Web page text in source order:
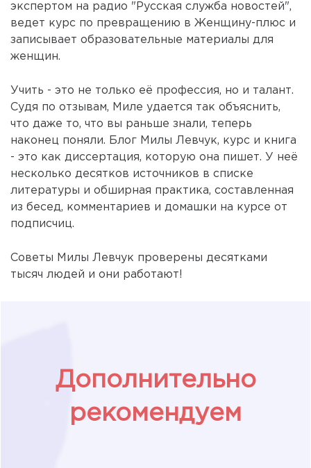
экспертом на радио "Русская служба новостей",
ведет курс по превращению в Женщину-плюс и
записывает образовательные материалы для
женщин.
Учить - это не только её профессия, но и талант.
Судя по отзывам, Миле удается так объяснить,
что даже то, что вы раньше знали, теперь
наконец поняли. Блог Милы Левчук, курс и книга
- это как диссертация, которую она пишет. У неё
несколько десятков источников в списке
литературы и обширная практика, составленная
из бесед, комментариев и домашки на курсе от
подписчиц.
Советы Милы Левчук проверены десятками
тысяч людей и они работают!
Дополнительно
рекомендуем